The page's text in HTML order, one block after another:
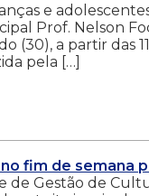
e
Prof. Nelson
(30), a partir das
pela […]
fim de semana
de Gestão de